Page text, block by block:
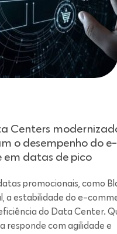
Centers
o desempenho do e-
em datas de pico
promocionais, como
a estabilidade do e-
do Data Center.
responde com agilidade e